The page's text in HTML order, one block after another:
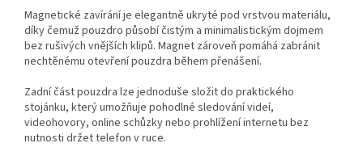
Magnetické zavírání je elegantně ukryté pod vrstvou materiálu,
díky čemuž pouzdro působí čistým a minimalistickým dojmem
bez rušivých vnějších klipů. Magnet zároveň pomáhá zabránit
nechtěnému otevření pouzdra během přenášení.
Zadní část pouzdra lze jednoduše složit do praktického
stojánku, který umožňuje pohodlné sledování videí,
videohovory, online schůzky nebo prohlížení internetu bez
nutnosti držet telefon v ruce.